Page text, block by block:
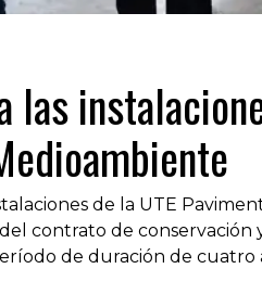
de la UTE
contrato de
de duración de